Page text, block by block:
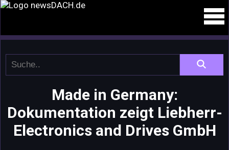
Made in Germany:
Dokumentation zeigt Liebherr-
Electronics and Drives GmbH